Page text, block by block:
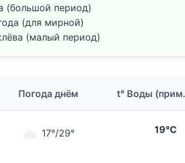
(большой период)
(для мирной)
(малый период)
Погода днём t° Воды
17°/29° 19°C